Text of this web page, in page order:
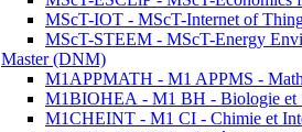
MScT-IOT - MScT-Internet of
MScT-STEEM - MScT-Energy
Master (DNM)
M1APPMATH - M1 APPMS -
M1BIOHEA - M1 BH - Biologie et
M1CHEINT - M1 CI - Chimie et